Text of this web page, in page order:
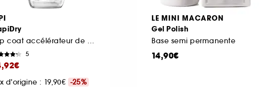
5
d'origine : 19,90€ -25%
LE MINI MACARON
Gel Polish
Base semi permanente
14,90€